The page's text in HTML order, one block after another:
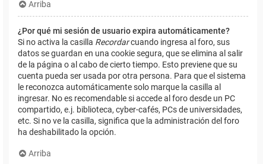
Arriba
¿Por qué mi sesión de usuario expira automáticamente?
Si no activa la casilla Recordarcuando ingresa al foro, sus
datos se guardan en una cookie segura, que se elimina al salir
de la página o al cabo de cierto tiempo. Esto previene que su
cuenta pueda ser usada por otra persona. Para que el sistema
le reconozca automáticamente solo marque la casilla al
ingresar. No es recomendable si accede al foro desde un PC
compartido, e.j. biblioteca, cyber-cafés, PCs de universidades,
etc. Si no ve la casilla, significa que la administración del foro
ha deshabilitado la opción.
Arriba